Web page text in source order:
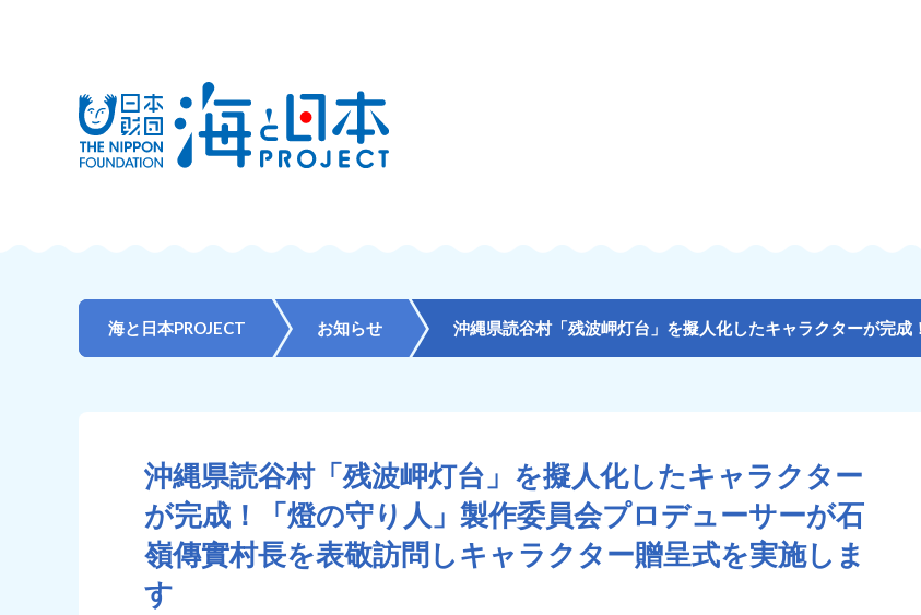
海と日本PROJECT お知らせ
沖縄県読谷村「残波岬灯台」を擬人化したキャラクター
が完成！「燈の守り人」製作委員会プロデューサーが石
嶺傳實村長を表敬訪問しキャラクター贈呈式を実施しま
す